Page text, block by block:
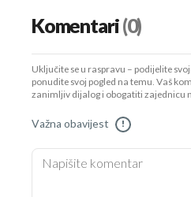
Komentari(0)
Uključite se u raspravu – podijelite
ponudite svoj pogled na temu. Vaš
zanimljiv dijalog i obogatiti zajednicu
Važna obavijest !